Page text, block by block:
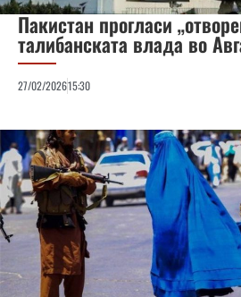
Пакистан прогласи
талибанската влада во
27/02/202615:30